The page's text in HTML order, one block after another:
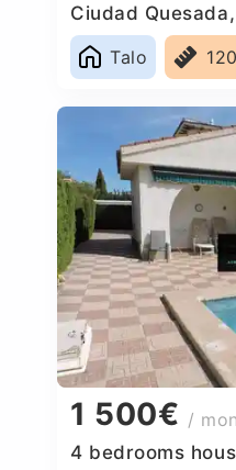
Ciudad
Talo
1 500€ /
4 bedrooms